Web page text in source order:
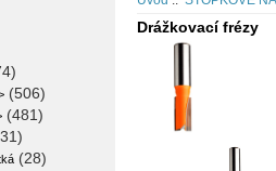
(506)
(481)
(28)
Drážkovací frézy